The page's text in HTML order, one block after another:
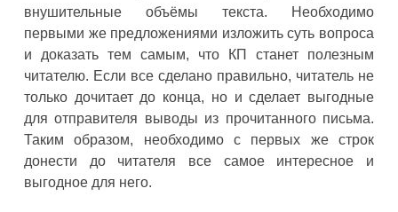
внушительные объёмы текста. Необходимо
первыми же предложениями изложить суть вопроса
и доказать тем самым, что КП станет полезным
читателю. Если все сделано правильно, читатель не
только дочитает до конца, но и сделает выгодные
для отправителя выводы из прочитанного письма.
Таким образом, необходимо с первых же строк
донести до читателя все самое интересное и
выгодное для него.